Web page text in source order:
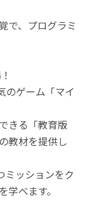
で、プログラミ
のゲーム「マイ
きる「教育版
教材を提供し
ミッションをク
べます。